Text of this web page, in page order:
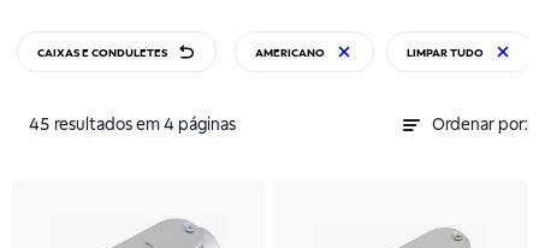
CAIXAS E CONDULETES AMERICANO LIMPAR TUDO
45 resultados em 4 páginas Ordenar por: